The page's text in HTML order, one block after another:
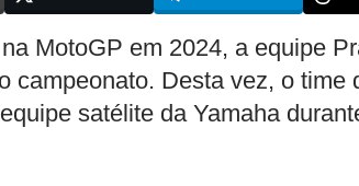
MotoGP em 2024, a equipe
campeonato. Desta vez, o time
satélite da Yamaha